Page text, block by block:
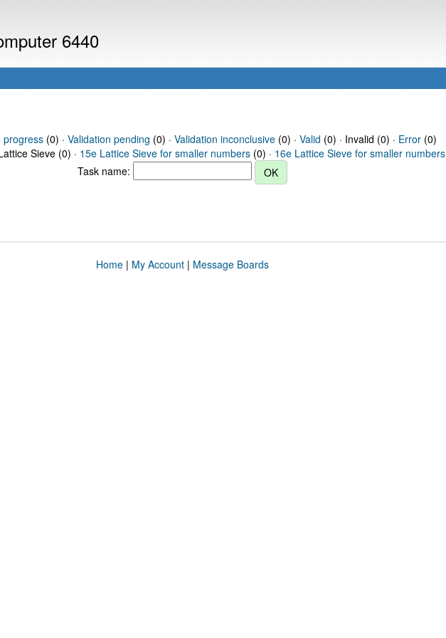
6440
progress(0) · Validation pending (0) · Validation inconclusive(0) · Valid (0) · Invalid (0) · Error(0)
Sieve (0) · 15e Lattice Sieve for smaller numbers (0) · 16e Lattice Sieve for smaller numbers
Task name:
Home| My Account| Message Boards